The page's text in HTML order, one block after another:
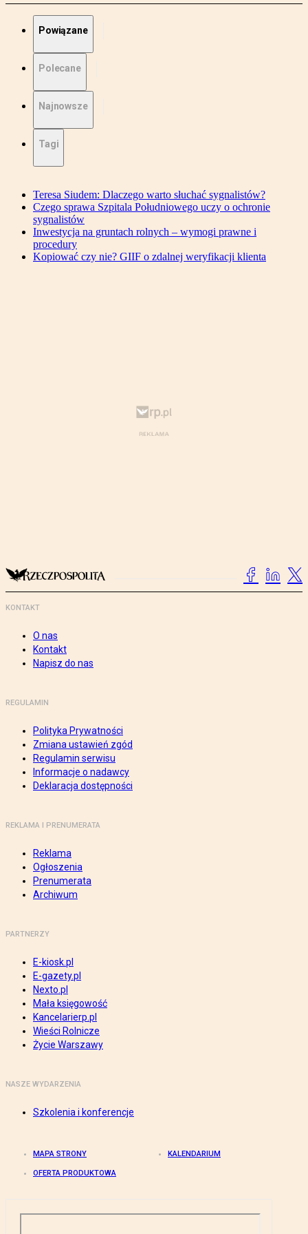
Powiązane
Polecane
Najnowsze
Tagi
Teresa Siudem: Dlaczego warto słuchać sygnalistów?
Czego sprawa Szpitala Południowego uczy o ochronie
sygnalistów
Inwestycja na gruntach rolnych – wymogi prawne i
procedury
Kopiować czy nie? GIIF o zdalnej weryfikacji klienta
KONTAKT
O nas
Kontakt
Napisz do nas
REGULAMIN
Polityka Prywatności
Zmiana ustawień zgód
Regulamin serwisu
Informacje o nadawcy
Deklaracja dostępności
REKLAMA I PRENUMERATA
Reklama
Ogłoszenia
Prenumerata
Archiwum
PARTNERZY
E-kiosk.pl
E-gazety.pl
Nexto.pl
Mała księgowość
Kancelarierp.pl
Wieści Rolnicze
Życie Warszawy
NASZE WYDARZENIA
Szkolenia i konferencje
MAPA STRONY KALENDARIUM
OFERTA PRODUKTOWA